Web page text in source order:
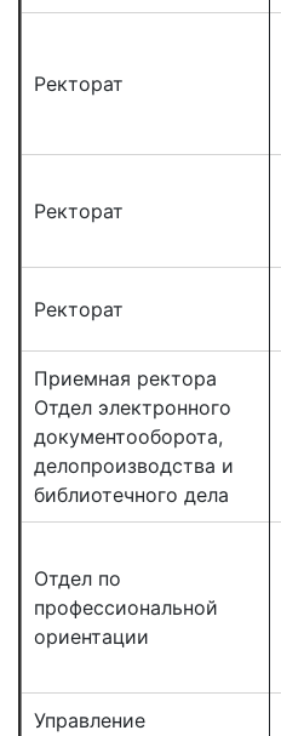
Ректорат
Ректорат
Ректорат
Приемная ректора
Отдел электронного
документооборота,
делопроизводства и
библиотечного дела
Отдел по
профессиональной
ориентации
Управление